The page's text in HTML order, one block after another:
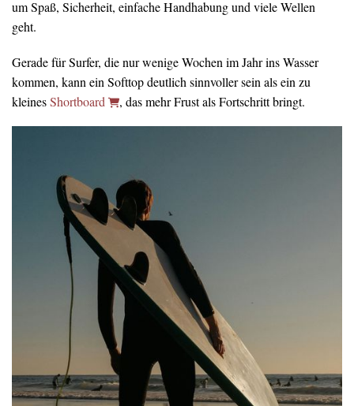
um Spaß, Sicherheit, einfache Handhabung und viele Wellen
geht.
Gerade für Surfer, die nur wenige Wochen im Jahr ins Wasser
kommen, kann ein Softtop deutlich sinnvoller sein als ein zu
kleinesShortboard , das mehr Frust als Fortschritt bringt.